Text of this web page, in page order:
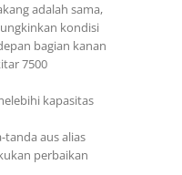
adalah sama,
kondisi
bagian kanan
7500
kapasitas
aus alias
perbaikan